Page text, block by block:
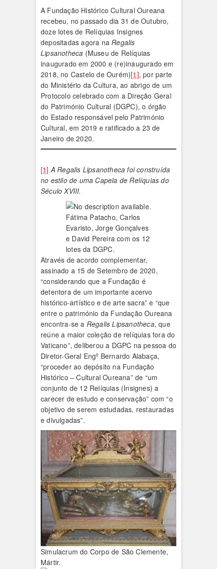
A Fundação Histórico Cultural Oureana
recebeu, no passado dia 31 de Outubro,
doze lotes de Relíquias Insignes
depositadas agora na Regalis
Lipsanotheca (Museu de Relíquias
inaugurado em 2000 e (re)inaugurado em
2018, no Castelo de Ourém)[1], por parte
do Ministério da Cultura, ao abrigo de um
Protocolo celebrado com a Direção Geral
do Património Cultural (DGPC), o órgão
do Estado responsável pelo Património
Cultural, em 2019 e ratificado a 23 de
Janeiro de 2020.
[1] A Regalis Lipsanotheca foi construída
no estilo de uma Capela de Relíquias do
Século XVIII.
Fátima Patacho, Carlos
Evaristo, Jorge Gonçalves
e David Pereira com os 12
lotes da DGPC.
Através de acordo complementar,
assinado a 15 de Setembro de 2020,
“considerando que a Fundação é
detentora de um importante acervo
histórico-artístico e de arte sacra” e “que
entre o património da Fundação Oureana
encontra-se a Regalis Lipsanotheca, que
reúne a maior coleção de relíquias fora do
Vaticano”, deliberou a DGPC na pessoa do
Diretor-Geral Engº Bernardo Alabaça,
“proceder ao depósito na Fundação
Histórico – Cultural Oureana” de “um
conjunto de 12 Relíquias (Insignes) a
carecer de estudo e conservação” com “o
objetivo de serem estudadas, restauradas
e divulgadas”.
Simulacrum do Corpo de São Clemente,
Mártir.